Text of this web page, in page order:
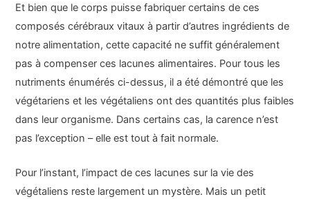
Et bien que le corps puisse fabriquer certains de ces
composés cérébraux vitaux à partir d’autres ingrédients de
notre alimentation, cette capacité ne suffit généralement
pas à compenser ces lacunes alimentaires. Pour tous les
nutriments énumérés ci-dessus, il a été démontré que les
végétariens et les végétaliens ont des quantités plus faibles
dans leur organisme. Dans certains cas, la carence n’est
pas l’exception – elle est tout à fait normale.
Pour l’instant, l’impact de ces lacunes sur la vie des
végétaliens reste largement un mystère. Mais un petit